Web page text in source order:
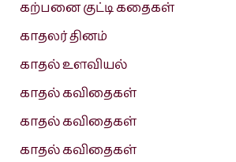
கற்பனை குட்டி கதைகள்
காதலர் தினம்
காதல் உளவியல்
காதல் கவிதைகள்
காதல் கவிதைகள்
காதல் கவிதைகள்